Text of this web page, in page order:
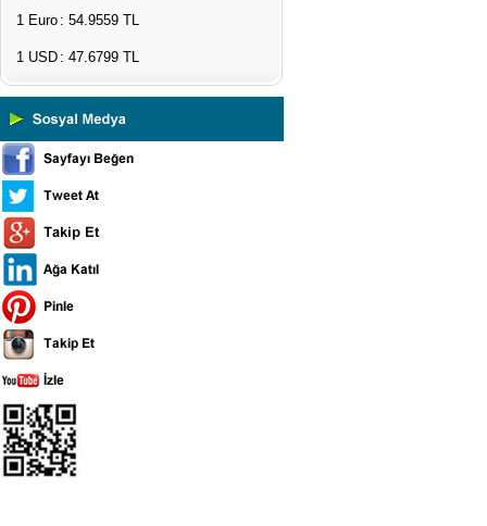
1 Euro : 54.9559 TL
1 USD : 47.6799 TL